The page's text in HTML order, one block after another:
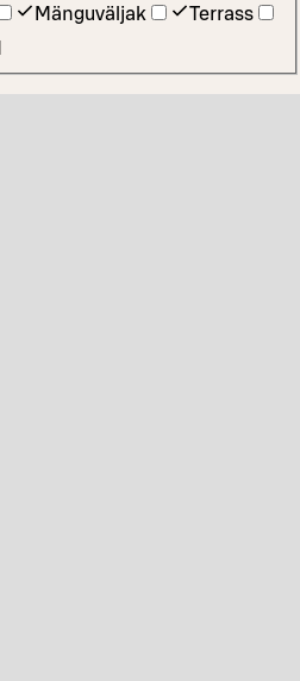
Mänguväljak
Terrass